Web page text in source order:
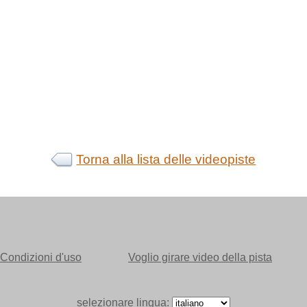
Torna alla lista delle videopiste
Condizioni d'uso Voglio girare video della pista
selezionare lingua: